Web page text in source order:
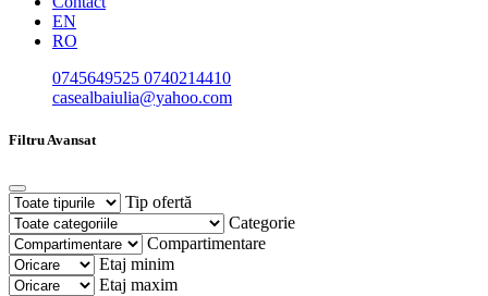
EN
RO
0745649525 0740214410
casealbaiulia@yahoo.com
Filtru Avansat
Tip ofertă
Categorie
Compartimentare
Etaj minim
Etaj maxim